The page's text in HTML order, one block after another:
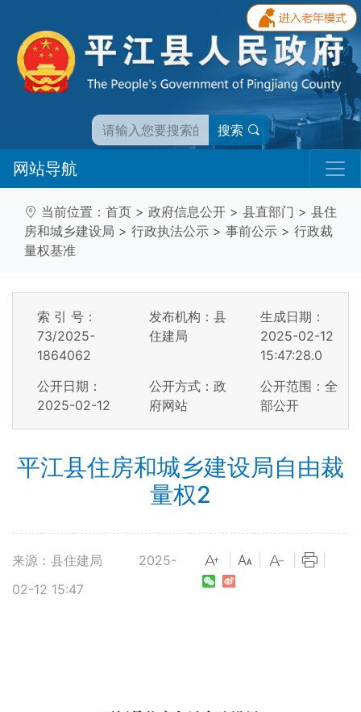
搜索
网站导航
当前位置： 首页 > 政府信息公开 > 县直部门 > 县住
房和城乡建设局 > 行政执法公示 > 事前公示 > 行政裁
量权基准
索 引 号：
73/2025-
1864062
发布机构：县
住建局
生成日期：
2025-02-12
15:47:28.0
公开日期：
2025-02-12
公开方式：政
府网站
公开范围：全
部公开
平江县住房和城乡建设局自由裁
量权2
来源：县住建局
2025-
02-12 15:47